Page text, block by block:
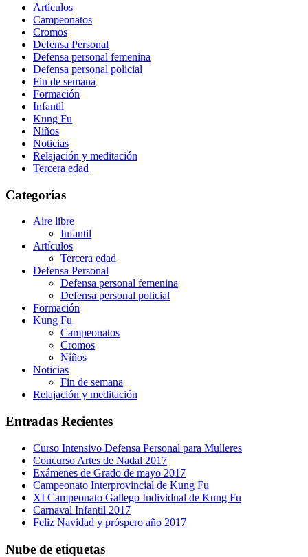
Artículos
Campeonatos
Cromos
Defensa Personal
Defensa personal femenina
Defensa personal policial
Fin de semana
Formación
Infantil
Kung Fu
Niños
Noticias
Relajación y meditación
Tercera edad
Categorías
Aire libre
Infantil
Artículos
Tercera edad
Defensa Personal
Defensa personal femenina
Defensa personal policial
Formación
Kung Fu
Campeonatos
Cromos
Niños
Noticias
Fin de semana
Relajación y meditación
Entradas Recientes
Curso Intensivo Defensa Personal para Mulleres
Concurso Artes de Nadal 2017
Exámenes de Grado de mayo 2017
Campeonato Interprovincial de Kung Fu
XI Campeonato Gallego Individual de Kung Fu
Carnaval Infantil 2017
Feliz Navidad y próspero año 2017
Nube de etiquetas